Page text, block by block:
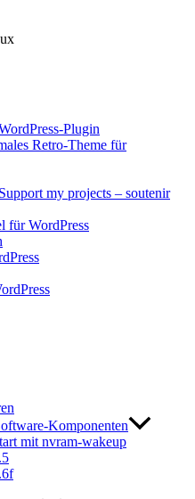
Plugin
Retro-Theme für
my projects – soutenir
für WordPress
Komponenten
mit nvram-wakeup